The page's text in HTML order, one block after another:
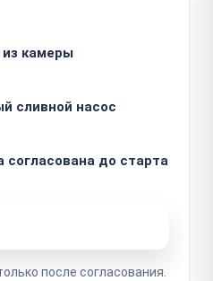
из камеры
сливной насос
согласована до старта
после согласования.